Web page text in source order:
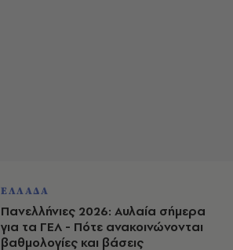
ΕΛΛΑΔΑ
Πανελλήνιες 2026: Αυλαία σήμερα
για τα ΓΕΛ - Πότε ανακοινώνονται
βαθμολογίες και βάσεις